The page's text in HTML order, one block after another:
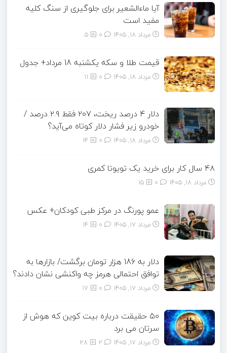
آیا ماءالشعیر برای جلوگیری از سنگ کلیه
مفید است
مرداد ۱۸, ۱۴۰۵ 5
قیمت طلا و سکه یکشنبه 18 مرداد+ جدول
مرداد ۱۸, ۱۴۰۵ 11
دلار ۴ درصد ریخت، ۲۰۷ فقط ۲.۹ درصد /
خودرو زیر فشار دلار کوتاه می‌آید؟
مرداد ۱۸, ۱۴۰۵ 14
۴۸ سال کار برای خرید یک تویوتا کمری
مرداد ۱۸, ۱۴۰۵ 15
عمو پورنگ در مرکز طبی کودکان+ عکس
مرداد ۱۷, ۱۴۰۵ 14
دلار به 186 هزار تومان برگشت/ بازارها به
توافق احتمالی هرمز چه واکنشی نشان دادند؟
مرداد ۱۷, ۱۴۰۵ 17
۵۰ حقیقت درباره بیت کوین که هوش از
سرتان می برد
مرداد ۱۷, ۱۴۰۵ 28